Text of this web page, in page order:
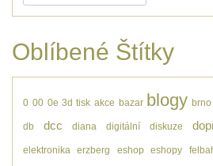
Oblíbené Štítky
0 00 0e 3d tisk akce bazar blogy brno
db dcc diana digitální diskuze
elektronika erzberg eshop eshopy